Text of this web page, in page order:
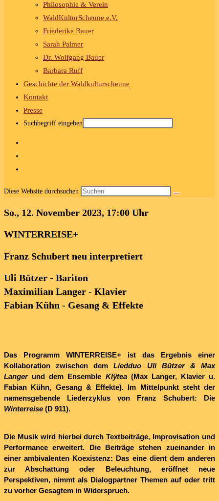
Philosophie & Verein
WaldKulturScheune e.V.
Friederike Bauer
Sarah Palmer
Dr. Wolfgang Bauer
Barbara Ruff
Geschichte der Waldkulturscheune
Kontakt
Presse
Suchbegriff eingeben
Diese Website durchsuchen
So., 12. November 2023, 17:00 Uhr
WINTERREISE+
Franz Schubert neu interpretiert
Uli Bützer - Bariton
Maximilian Langer - Klavier
Fabian Kühn - Gesang & Effekte
Das Programm WINTERREISE+ ist das Ergebnis einer
Kollaboration zwischen demLiedduo Uli Bützer & Max
Langerund dem Ensemble Klÿtea (Max Langer, Klavier u.
Fabian Kühn, Gesang & Effekte). Im Mittelpunkt steht der
namensgebende Liederzyklus von Franz Schubert: Die
Winterreise (D 911).
Die Musik wird hierbei durch Textbeiträge, Improvisation und
Performance erweitert. Die Beiträge stehen zueinander in
einer ambivalenten Koexistenz: Das eine dient dem anderen
zur Abschattung oder Beleuchtung, eröffnet neue
Perspektiven, nimmt als Dialogpartner Themen auf oder tritt
zu vorher Gesagtem in Widerspruch.